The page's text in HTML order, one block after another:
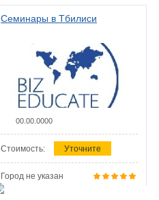
Семинары в Тбилиси
00.00.0000
Стоимость: Уточните
Город не указан